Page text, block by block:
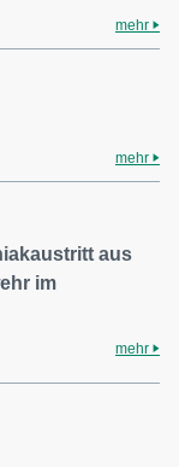
mehr
mehr
aus
im
mehr